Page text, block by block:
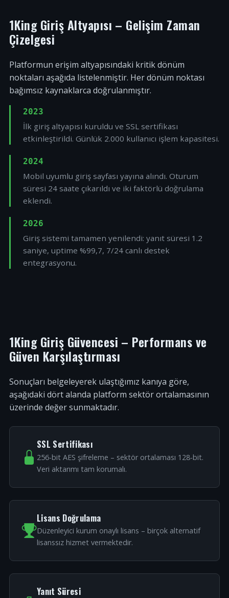
1King Giriş Altyapısı – Gelişim Zaman
Çizelgesi
Platformun erişim altyapısındaki kritik dönüm
noktaları aşağıda listelenmiştir. Her dönüm noktası
bağımsız kaynaklarca doğrulanmıştır.
2023
İlk giriş altyapısı kuruldu ve SSL sertifikası
etkinleştirildi. Günlük 2.000 kullanıcı işlem kapasitesi.
2024
Mobil uyumlu giriş sayfası yayına alındı. Oturum
süresi 24 saate çıkarıldı ve iki faktörlü doğrulama
eklendi.
2026
Giriş sistemi tamamen yenilendi: yanıt süresi 1.2
saniye, uptime %99,7, 7/24 canlı destek
entegrasyonu.
1King Giriş Güvencesi – Performans ve
Güven Karşılaştırması
Sonuçları belgeleyerek ulaştığımız kanıya göre,
aşağıdaki dört alanda platform sektör ortalamasının
üzerinde değer sunmaktadır.
SSL Sertifikası
256-bit AES şifreleme – sektör ortalaması 128-bit.
Veri aktarımı tam korumalı.
Lisans Doğrulama
Düzenleyici kurum onaylı lisans – birçok alternatif
lisanssız hizmet vermektedir.
Yanıt Süresi